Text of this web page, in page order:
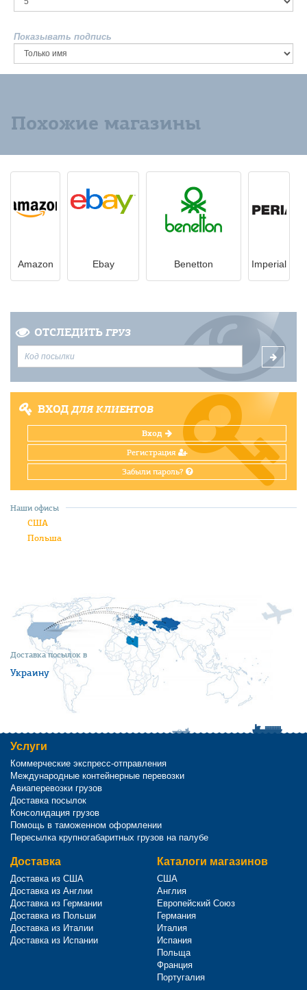
Показывать подпись
Похожие магазины
Amazon Ebay Benetton Imperial
ОТСЛЕДИТЬ ГРУЗ
ВХОДДЛЯ КЛИЕНТОВ
Вход
Регистрация
Забыли пароль?
Доставка посылок в
Украину
Наши офисы
США
Польша
Услуги
Коммерческие экспресс-отправления
Международные контейнерные перевозки
Авиаперевозки грузов
Доставка посылок
Консолидация грузов
Помощь в таможенном оформлении
Пересылка крупногабаритных грузов на палубе
Доставка
Доставка из США
Доставка из Англии
Доставка из Германии
Доставка из Польши
Доставка из Италии
Доставка из Испании
Каталоги магазинов
США
Англия
Европейский Союз
Германия
Италия
Испания
Польща
Франция
Португалия